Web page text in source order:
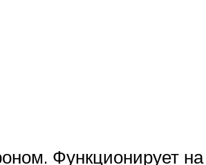
Функционирует